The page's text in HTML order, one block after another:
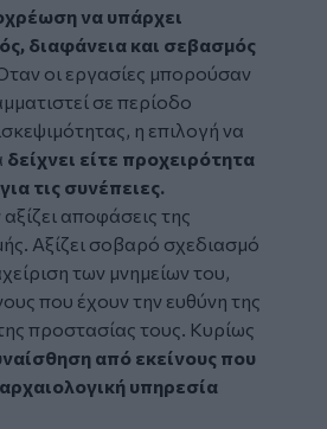
να υπάρχει
διαφάνεια και σεβασμός
οι εργασίες μπορούσαν
σε περίοδο
η επιλογή να
δείχνει είτε προχειρότητα
τις συνέπειες.
αποφάσεις της
Αξίζει σοβαρό σχεδιασμό
των μνημείων του,
που έχουν την ευθύνη της
προστασίας τους. Κυρίως
από εκείνους που
υπηρεσία